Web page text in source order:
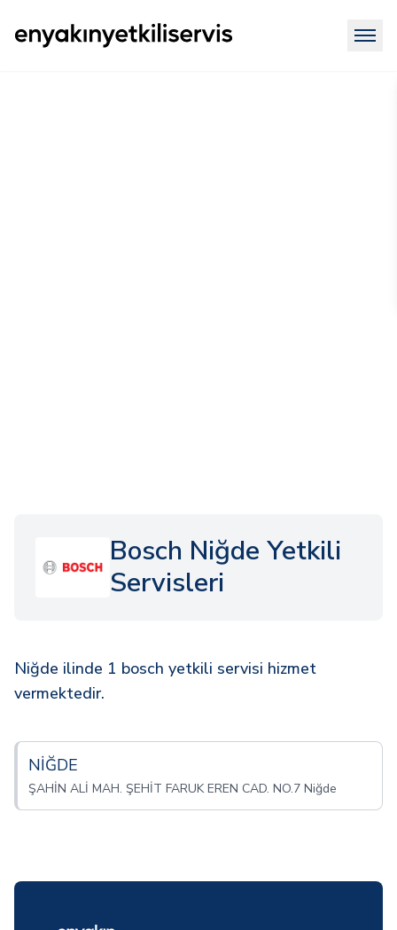
Bosch Niğde Yetkili
Servisleri
Niğde ilinde 1 bosch yetkili servisi hizmet
vermektedir.
NİĞDE
ŞAHİN ALİ MAH. ŞEHİT FARUK EREN CAD. NO.7 Niğde